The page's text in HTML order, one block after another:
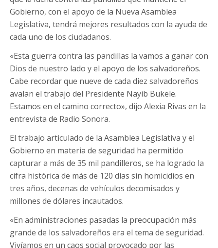
Gobierno, con el apoyo de la Nueva Asamblea
Legislativa, tendrá mejores resultados con la ayuda de
cada uno de los ciudadanos.
«Esta guerra contra las pandillas la vamos a ganar con
Dios de nuestro lado y el apoyo de los salvadoreños.
Cabe recordar que nueve de cada diez salvadoreños
avalan el trabajo del Presidente Nayib Bukele.
Estamos en el camino correcto», dijo Alexia Rivas en la
entrevista de Radio Sonora.
El trabajo articulado de la Asamblea Legislativa y el
Gobierno en materia de seguridad ha permitido
capturar a más de 35 mil pandilleros, se ha logrado la
cifra histórica de más de 120 días sin homicidios en
tres años, decenas de vehículos decomisados y
millones de dólares incautados.
«En administraciones pasadas la preocupación más
grande de los salvadoreños era el tema de seguridad.
Vivíamos en un caos social provocado por las